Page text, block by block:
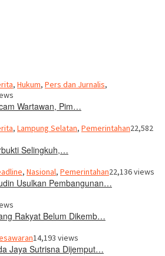
, Hukum, Pers dan Jurnalis,
Wartawan, Pim…
, Lampung Selatan, Pemerintahan22,582
Selingkuh,…
, Nasional, Pemerintahan22,136 views
Usulkan Pembangunan…
Rakyat Belum Dikemb…
14,193 views
Jaya Sutrisna Dijemput…